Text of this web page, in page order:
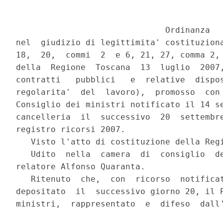
                              Ordinanza
nel  giudizio di legittimita'
18,  20,  commi  2  e 6, 21, 27, comma
della  Regione  Toscana  13  luglio
contratti   pubblici   e  relative
regolarita'  del  lavoro),  promosso
Consiglio dei ministri notificato il 14
cancelleria  il  successivo  20
registro ricorsi 2007.
Visto l'atto di costituzione della
Udito  nella  camera  di  consiglio
relatore Alfonso Quaranta.
Ritenuto  che,  con  ricorso
depositato  il  successivo giorno 20, il
ministri,  rappresentato  e  difeso